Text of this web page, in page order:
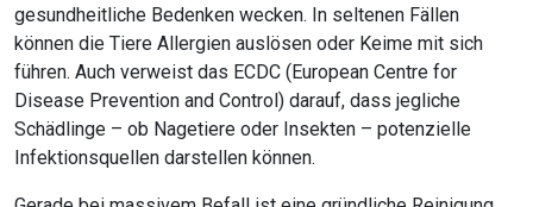
gesundheitliche Bedenken wecken. In seltenen Fällen
können die Tiere Allergien auslösen oder Keime mit sich
führen. Auch verweist das ECDC (European Centre for
Disease Prevention and Control) darauf, dass jegliche
Schädlinge – ob Nagetiere oder Insekten – potenzielle
Infektionsquellen darstellen können.